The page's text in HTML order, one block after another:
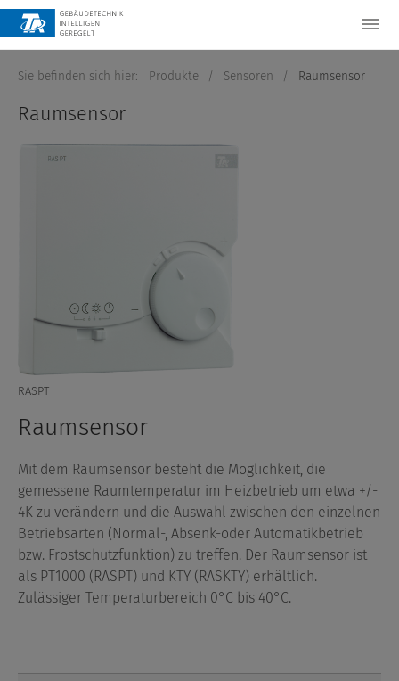
Sie befinden sich hier: Produkte / Sensoren / Raumsensor
Raumsensor
RASPT
Raumsensor
Mit dem Raumsensor besteht die Möglichkeit, die
gemessene Raumtemperatur im Heizbetrieb um etwa +/-
4K zu verändern und die Auswahl zwischen den einzelnen
Betriebsarten (Normal-, Absenk-oder Automatikbetrieb
bzw. Frostschutzfunktion) zu treffen. Der Raumsensor ist
als PT1000 (RASPT) und KTY (RASKTY) erhältlich.
Zulässiger Temperaturbereich 0°C bis 40°C.